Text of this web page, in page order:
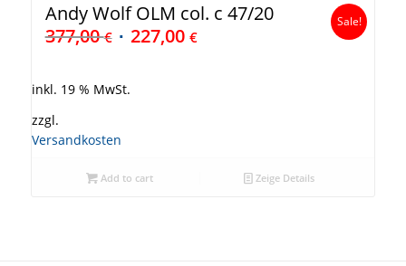
Andy Wolf OLM col. c 47/20
377,00€ 227,00 €
Sale!
inkl. 19 % MwSt.
zzgl.
Versandkosten
Add to cart Zeige Details